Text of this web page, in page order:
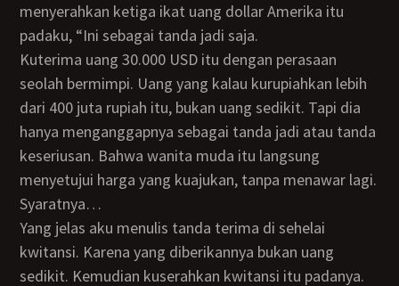
menyerahkan ketiga ikat uang dollar Amerika itu
padaku, “Ini sebagai tanda jadi saja.
Kuterima uang 30.000 USD itu dengan perasaan
seolah bermimpi. Uang yang kalau kurupiahkan lebih
dari 400 juta rupiah itu, bukan uang sedikit. Tapi dia
hanya menganggapnya sebagai tanda jadi atau tanda
keseriusan. Bahwa wanita muda itu langsung
menyetujui harga yang kuajukan, tanpa menawar lagi.
Syaratnya…
Yang jelas aku menulis tanda terima di sehelai
kwitansi. Karena yang diberikannya bukan uang
sedikit. Kemudian kuserahkan kwitansi itu padanya.